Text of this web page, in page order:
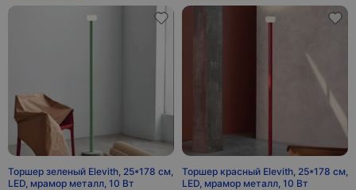
Торшер зеленый Elevith, 25*178 см,
LED, мрамор металл, 10 Вт
Торшер красный Elevith, 25*178 см,
LED, мрамор металл, 10 Вт